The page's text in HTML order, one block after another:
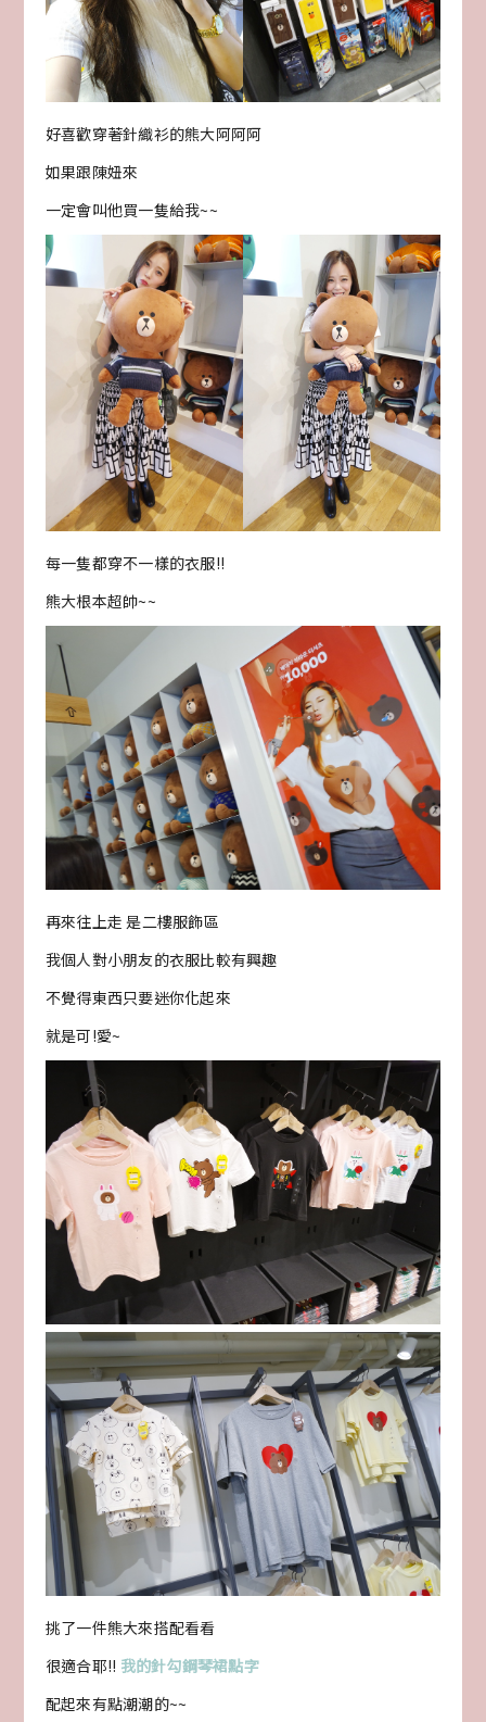
好喜歡穿著針織衫的熊大阿阿阿
如果跟陳妞來
一定會叫他買一隻給我~~
每一隻都穿不一樣的衣服!!
熊大根本超帥~~
再來往上走 是二樓服飾區
我個人對小朋友的衣服比較有興趣
不覺得東西只要迷你化起來
就是可!愛~
挑了一件熊大來搭配看看
很適合耶!! 我的針勾鋼琴裙點字
配起來有點潮潮的~~